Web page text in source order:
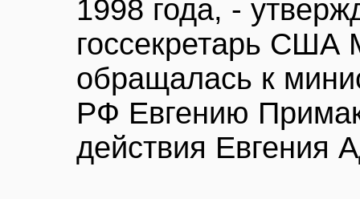
1998 года, -
госсекретарь
обращалась к
РФ Евгению
действия Евгения